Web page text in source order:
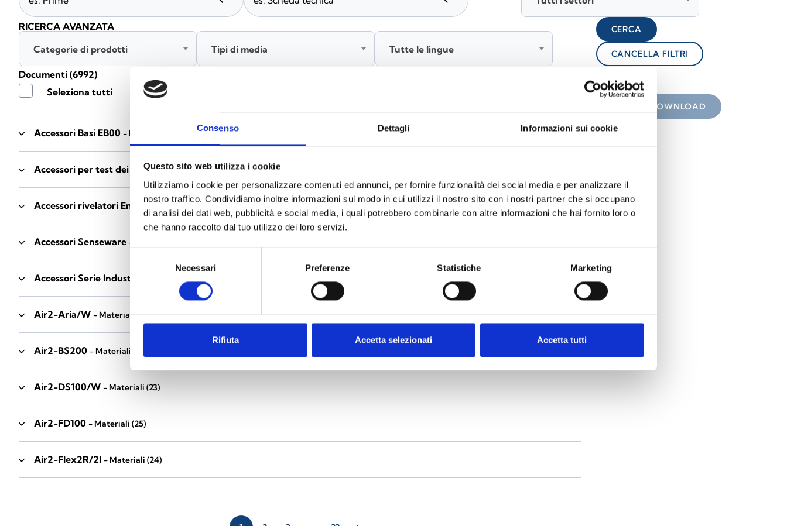
Consenso Dettagli Informazioni sui cookie
Questo sito web utilizza i cookie
Utilizziamo i cookie per personalizzare contenuti ed annunci, per fornire funzionalità dei social media e per analizzare il
nostro traffico. Condividiamo inoltre informazioni sul modo in cui utilizzi il nostro sito con i nostri partner che si occupano
di analisi dei dati web, pubblicità e social media, i quali potrebbero combinarle con altre informazioni che hai fornito loro o
che hanno raccolto dal tuo utilizzo dei loro servizi.
consenso
Necessari Preferenze Statistiche Marketing
Rifiuta Accetta selezionati Accetta tutti
Accessori Basi EB00 - Materiali
Accessori per test dei rivelatori - Materiali(6)
Accessori rivelatori Enea - Materiali(35)
Accessori Senseware - Materiali
Accessori Serie Industrial
Air2-Aria/W - Materiali(23)
Air2-BS200 - Materiali
Air2-DS100/W - Materiali (23)
Air2-FD100 - Materiali (25)
Air2-Flex2R/2I - Materiali (24)
Documenti (6992)
Seleziona tutti
DOWNLOAD
RICERCA AVANZATA
Categorie di prodotti
Tipi di media Tutte le lingue
CERCA
CANCELLA FILTRI